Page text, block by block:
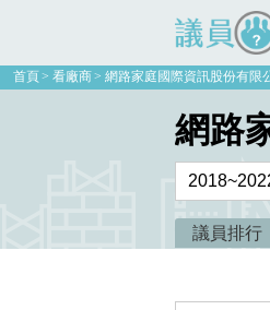
議員好好看
首頁 看廠商 網路家庭國際資訊股份有限
網路
議員排行